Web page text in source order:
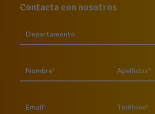
Contacta con nosotros